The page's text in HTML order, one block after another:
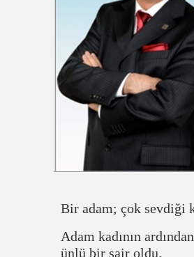
Bir adam; çok sevdiği
Adam kadının
ünlü bir şair oldu.